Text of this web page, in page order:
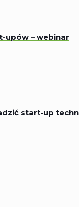
upów – webinar
start-up